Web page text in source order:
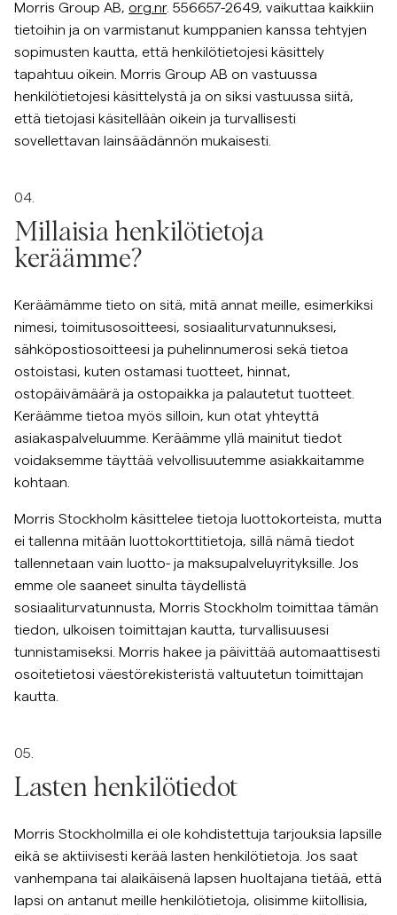
Morris Group AB, org.nr. 556657-2649, vaikuttaa kaikkiin
tietoihin ja on varmistanut kumppanien kanssa tehtyjen
sopimusten kautta, että henkilötietojesi käsittely
tapahtuu oikein. Morris Group AB on vastuussa
henkilötietojesi käsittelystä ja on siksi vastuussa siitä,
että tietojasi käsitellään oikein ja turvallisesti
sovellettavan lainsäädännön mukaisesti.
04.
Millaisia henkilötietoja
keräämme?
Keräämämme tieto on sitä, mitä annat meille, esimerkiksi
nimesi, toimitusosoitteesi, sosiaaliturvatunnuksesi,
sähköpostiosoitteesi ja puhelinnumerosi sekä tietoa
ostoistasi, kuten ostamasi tuotteet, hinnat,
ostopäivämäärä ja ostopaikka ja palautetut tuotteet.
Keräämme tietoa myös silloin, kun otat yhteyttä
asiakaspalveluumme. Keräämme yllä mainitut tiedot
voidaksemme täyttää velvollisuutemme asiakkaitamme
kohtaan.
Morris Stockholm käsittelee tietoja luottokorteista, mutta
ei tallenna mitään luottokorttitietoja, sillä nämä tiedot
tallennetaan vain luotto- ja maksupalveluyrityksille. Jos
emme ole saaneet sinulta täydellistä
sosiaaliturvatunnusta, Morris Stockholm toimittaa tämän
tiedon, ulkoisen toimittajan kautta, turvallisuusesi
tunnistamiseksi. Morris hakee ja päivittää automaattisesti
osoitetietosi väestörekisteristä valtuutetun toimittajan
kautta.
05.
Lasten henkilötiedot
Morris Stockholmilla ei ole kohdistettuja tarjouksia lapsille
eikä se aktiivisesti kerää lasten henkilötietoja. Jos saat
vanhempana tai alaikäisenä lapsen huoltajana tietää, että
lapsi on antanut meille henkilötietoja, olisimme kiitollisia,